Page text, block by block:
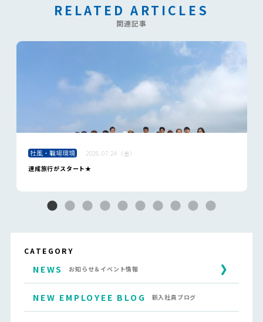
CATEGORY
NEWS お知らせ＆イベント情報
NEW EMPLOYEE BLOG 新入社員ブログ
RELATED ARTICLES
関連記事
社風・職場環境
2026.07.24（金）
達成旅行がスタート★